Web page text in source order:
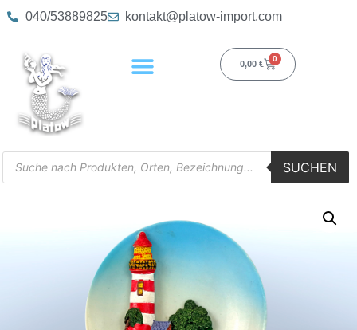
040/53889825 kontakt@platow-import.com
0,00 €
0
SUCHEN